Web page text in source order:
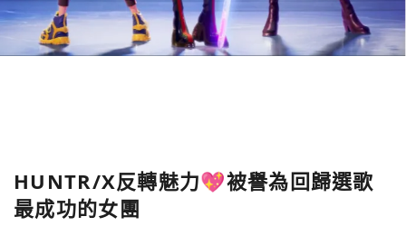
HUNTR/X反轉魅力💖被譽為回歸選歌
最成功的女團